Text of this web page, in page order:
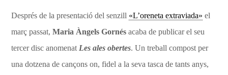
Després de la presentació del senzill «L’oreneta extraviada» el
març passat,Maria Àngels Gornés acaba de publicar el seu
tercer disc anomenat Les ales obertes. Un treball compost per
una dotzena de cançons on, fidel a la seva tasca de tants anys,